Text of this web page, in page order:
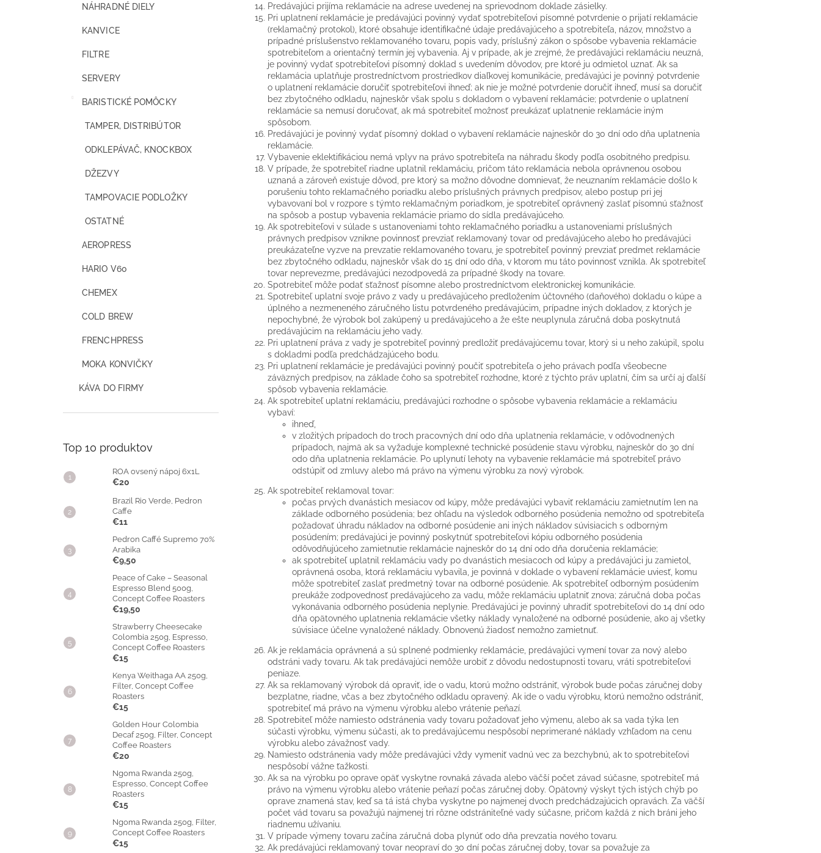
NÁHRADNÉ DIELY
KANVICE
FILTRE
SERVERY
BARISTICKÉ POMÔCKY
TAMPER, DISTRIBÚTOR
ODKLEPÁVAČ, KNOCKBOX
DŽEZVY
TAMPOVACIE PODLOŽKY
OSTATNÉ
AEROPRESS
HARIO V60
CHEMEX
COLD BREW
FRENCHPRESS
MOKA KONVIČKY
KÁVA DO FIRMY
Top 10 produktov
ROA ovsený nápoj 6x1L
€20
Brazil Rio Verde, Pedron
Caffe
€11
Pedron Caffé Supremo 70%
Arabika
€9,50
Peace of Cake – Seasonal
Espresso Blend 500g,
Concept Coffee Roasters
€19,50
Strawberry Cheesecake
Colombia 250g, Espresso,
Concept Coffee Roasters
€15
Kenya Weithaga AA 250g,
Filter, Concept Coffee
Roasters
€15
Golden Hour Colombia
Decaf 250g, Filter, Concept
Coffee Roasters
€20
Ngoma Rwanda 250g,
Espresso, Concept Coffee
Roasters
€15
Ngoma Rwanda 250g, Filter,
Concept Coffee Roasters
€15
Predávajúci prijíma reklamácie na adrese uvedenej na sprievodnom doklade zásielky.
Pri uplatnení reklamácie je predávajúci povinný vydať spotrebiteľovi písomné potvrdenie o prijatí reklamácie
(reklamačný protokol), ktoré obsahuje identifikačné údaje predávajúceho a spotrebiteľa, názov, množstvo a
prípadné príslušenstvo reklamovaného tovaru, popis vady, príslušný zákon o spôsobe vybavenia reklamácie
spotrebiteľom a orientačný termín jej vybavenia. Aj v prípade, ak je zrejmé, že predávajúci reklamáciu neuzná,
je povinný vydať spotrebiteľovi písomný doklad s uvedením dôvodov, pre ktoré ju odmietol uznať. Ak sa
reklamácia uplatňuje prostredníctvom prostriedkov diaľkovej komunikácie, predávajúci je povinný potvrdenie
o uplatnení reklamácie doručiť spotrebiteľovi ihneď; ak nie je možné potvrdenie doručiť ihneď, musí sa doručiť
bez zbytočného odkladu, najneskôr však spolu s dokladom o vybavení reklamácie; potvrdenie o uplatnení
reklamácie sa nemusí doručovať, ak má spotrebiteľ možnosť preukázať uplatnenie reklamácie iným
spôsobom.
Predávajúci je povinný vydať písomný doklad o vybavení reklamácie najneskôr do 30 dní odo dňa uplatnenia
reklamácie.
Vybavenie eklektifikáciou nemá vplyv na právo spotrebiteľa na náhradu škody podľa osobitného predpisu.
V prípade, že spotrebiteľ riadne uplatnil reklamáciu, pričom táto reklamácia nebola oprávnenou osobou
uznaná a zároveň existuje dôvod, pre ktorý sa možno dôvodne domnievať, že neuznaním reklamácie došlo k
porušeniu tohto reklamačného poriadku alebo príslušných právnych predpisov, alebo postup pri jej
vybavovaní bol v rozpore s týmto reklamačným poriadkom, je spotrebiteľ oprávnený zaslať písomnú sťažnosť
na spôsob a postup vybavenia reklamácie priamo do sídla predávajúceho.
Ak spotrebiteľovi v súlade s ustanoveniami tohto reklamačného poriadku a ustanoveniami príslušných
právnych predpisov vznikne povinnosť prevziať reklamovaný tovar od predávajúceho alebo ho predávajúci
preukázateľne vyzve na prevzatie reklamovaného tovaru, je spotrebiteľ povinný prevziať predmet reklamácie
bez zbytočného odkladu, najneskôr však do 15 dní odo dňa, v ktorom mu táto povinnosť vznikla. Ak spotrebiteľ
tovar neprevezme, predávajúci nezodpovedá za prípadné škody na tovare.
Spotrebiteľ môže podať sťažnosť písomne alebo prostredníctvom elektronickej komunikácie.
Spotrebiteľ uplatní svoje právo z vady u predávajúceho predložením účtovného (daňového) dokladu o kúpe a
úplného a nezmeneného záručného listu potvrdeného predávajúcim, prípadne iných dokladov, z ktorých je
nepochybné, že výrobok bol zakúpený u predávajúceho a že ešte neuplynula záručná doba poskytnutá
predávajúcim na reklamáciu jeho vady.
Pri uplatnení práva z vady je spotrebiteľ povinný predložiť predávajúcemu tovar, ktorý si u neho zakúpil, spolu
s dokladmi podľa predchádzajúceho bodu.
Pri uplatnení reklamácie je predávajúci povinný poučiť spotrebiteľa o jeho právach podľa všeobecne
záväzných predpisov, na základe čoho sa spotrebiteľ rozhodne, ktoré z týchto práv uplatní, čím sa určí aj ďalší
spôsob vybavenia reklamácie.
Ak spotrebiteľ uplatní reklamáciu, predávajúci rozhodne o spôsobe vybavenia reklamácie a reklamáciu
vybaví:
ihneď,
v zložitých prípadoch do troch pracovných dní odo dňa uplatnenia reklamácie, v odôvodnených
prípadoch, najmä ak sa vyžaduje komplexné technické posúdenie stavu výrobku, najneskôr do 30 dní
odo dňa uplatnenia reklamácie. Po uplynutí lehoty na vybavenie reklamácie má spotrebiteľ právo
odstúpiť od zmluvy alebo má právo na výmenu výrobku za nový výrobok.
Ak spotrebiteľ reklamoval tovar:
počas prvých dvanástich mesiacov od kúpy, môže predávajúci vybaviť reklamáciu zamietnutím len na
základe odborného posúdenia; bez ohľadu na výsledok odborného posúdenia nemožno od spotrebiteľa
požadovať úhradu nákladov na odborné posúdenie ani iných nákladov súvisiacich s odborným
posúdením; predávajúci je povinný poskytnúť spotrebiteľovi kópiu odborného posúdenia
odôvodňujúceho zamietnutie reklamácie najneskôr do 14 dní odo dňa doručenia reklamácie;
ak spotrebiteľ uplatnil reklamáciu vady po dvanástich mesiacoch od kúpy a predávajúci ju zamietol,
oprávnená osoba, ktorá reklamáciu vybavila, je povinná v doklade o vybavení reklamácie uviesť, komu
môže spotrebiteľ zaslať predmetný tovar na odborné posúdenie. Ak spotrebiteľ odborným posúdením
preukáže zodpovednosť predávajúceho za vadu, môže reklamáciu uplatniť znova; záručná doba počas
vykonávania odborného posúdenia neplynie. Predávajúci je povinný uhradiť spotrebiteľovi do 14 dní odo
dňa opätovného uplatnenia reklamácie všetky náklady vynaložené na odborné posúdenie, ako aj všetky
súvisiace účelne vynaložené náklady. Obnovenú žiadosť nemožno zamietnuť.
Ak je reklamácia oprávnená a sú splnené podmienky reklamácie, predávajúci vymení tovar za nový alebo
odstráni vady tovaru. Ak tak predávajúci nemôže urobiť z dôvodu nedostupnosti tovaru, vráti spotrebiteľovi
peniaze.
Ak sa reklamovaný výrobok dá opraviť, ide o vadu, ktorú možno odstrániť, výrobok bude počas záručnej doby
bezplatne, riadne, včas a bez zbytočného odkladu opravený. Ak ide o vadu výrobku, ktorú nemožno odstrániť,
spotrebiteľ má právo na výmenu výrobku alebo vrátenie peňazí.
Spotrebiteľ môže namiesto odstránenia vady tovaru požadovať jeho výmenu, alebo ak sa vada týka len
súčasti výrobku, výmenu súčasti, ak to predávajúcemu nespôsobí neprimerané náklady vzhľadom na cenu
výrobku alebo závažnosť vady.
Namiesto odstránenia vady môže predávajúci vždy vymeniť vadnú vec za bezchybnú, ak to spotrebiteľovi
nespôsobí vážne ťažkosti.
Ak sa na výrobku po oprave opäť vyskytne rovnaká závada alebo väčší počet závad súčasne, spotrebiteľ má
právo na výmenu výrobku alebo vrátenie peňazí počas záručnej doby. Opätovný výskyt tých istých chýb po
oprave znamená stav, keď sa tá istá chyba vyskytne po najmenej dvoch predchádzajúcich opravách. Za väčší
počet vád tovaru sa považujú najmenej tri rôzne odstrániteľné vady súčasne, pričom každá z nich bráni jeho
riadnemu užívaniu.
V prípade výmeny tovaru začína záručná doba plynúť odo dňa prevzatia nového tovaru.
Ak predávajúci reklamovaný tovar neopraví do 30 dní počas záručnej doby, tovar sa považuje za